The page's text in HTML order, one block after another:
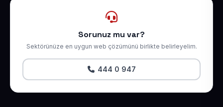
Sorunuz mu var?
Sektörünüze en uygun web çözümünü birlikte belirleyelim.
444 0 947